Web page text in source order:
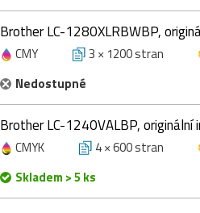
Brother LC-1280XLRBWBP,
CMY 3 × 1200 stran
Nedostupné
Brother LC-1240VALBP,
CMYK 4 × 600 stran
Skladem > 5 ks